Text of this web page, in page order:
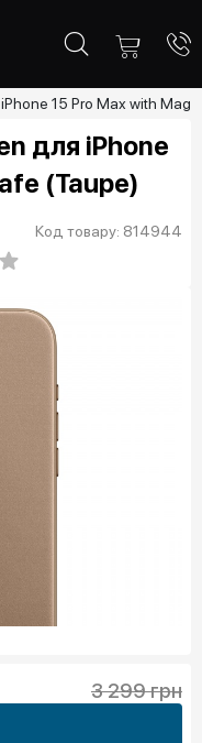
15 Pro Max with
для iPhone
(Taupe)
Код товару: 814944
3 299 грн